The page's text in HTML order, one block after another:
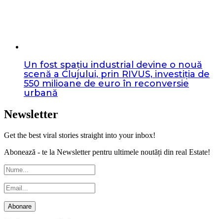
Un fost spațiu industrial devine o nouă
scenă a Clujului, prin RIVUS, investiția de
550 milioane de euro în reconversie
urbană
Newsletter
Get the best viral stories straight into your inbox!
Abonează - te la Newsletter pentru ultimele noutăți din real Estate!